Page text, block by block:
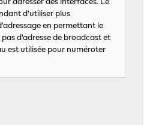
adresser des interfaces. Le
d'utiliser plus
en permettant le
pas d'adresse de broadcast et
est utilisée pour numéroter